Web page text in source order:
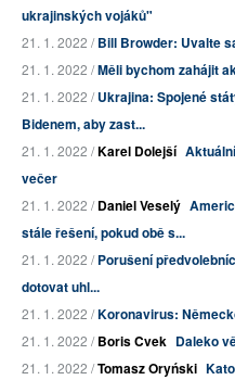
ukrajinských vojáků"
21. 1. 2022 /Bill Browder: Uvalte
21. 1. 2022 /Měli bychom zahájit
21. 1. 2022 /Ukrajina: Spojené
Bidenem, aby zast...
21. 1. 2022 /Karel Dolejší
večer
21. 1. 2022 /Daniel Veselý
stále řešení, pokud obě s...
21. 1. 2022 /Porušení
dotovat uhl...
21. 1. 2022 /Koronavirus:
21. 1. 2022 /Boris Cvek Daleko
21. 1. 2022 /Tomasz Oryński